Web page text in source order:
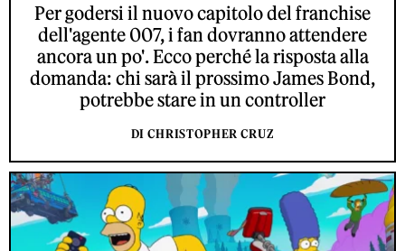
Per godersi il nuovo capitolo del franchise
dell'agente 007, i fan dovranno attendere
ancora un po'. Ecco perché la risposta alla
domanda: chi sarà il prossimo James Bond,
potrebbe stare in un controller
DI CHRISTOPHER CRUZ